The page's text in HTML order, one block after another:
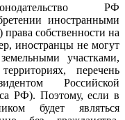
РФ
иностранными
собственности на
иностранцы не могут
участками,
перечень
Российской
РФ). Поэтому, если в
будет являться